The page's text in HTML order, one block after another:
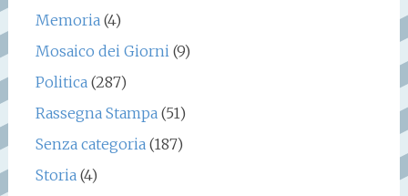
Memoria(4)
Mosaico dei Giorni(9)
Politica(287)
Rassegna Stampa(51)
Senza categoria(187)
Storia(4)